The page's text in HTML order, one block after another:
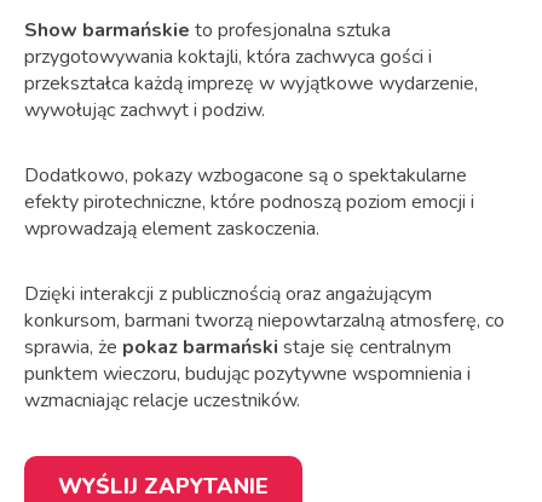
Show barmańskie to profesjonalna sztuka
przygotowywania koktajli, która zachwyca gości i
przekształca każdą imprezę w wyjątkowe wydarzenie,
wywołując zachwyt i podziw.
Dodatkowo, pokazy wzbogacone są o spektakularne
efekty pirotechniczne, które podnoszą poziom emocji i
wprowadzają element zaskoczenia.
Dzięki interakcji z publicznością oraz angażującym
konkursom, barmani tworzą niepowtarzalną atmosferę, co
sprawia, że pokaz barmański staje się centralnym
punktem wieczoru, budując pozytywne wspomnienia i
wzmacniając relacje uczestników.
WYŚLIJ ZAPYTANIE